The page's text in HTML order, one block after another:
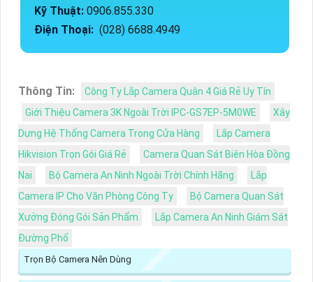
Kỹ Thuật: 0906.855.330
Điện Thoại: (028) 6688.4949
Thông Tin:
Công Ty Lắp Camera Quận 4 Giá Rẻ Uy Tín
Giới Thiệu Camera 3K Ngoài Trời IPC-GS7EP-5M0WE
Xây
Dựng Hệ Thống Camera Trong Cửa Hàng
Lắp Camera
Hikvision Trọn Gói Giá Rẻ
Camera Quan Sát Biên Hòa Đồng
Nai
Bộ Camera An Ninh Ngoài Trời Chính Hãng
Lắp
Camera IP Cho Văn Phòng Công Ty
Bộ Camera Quan Sát
Xưởng Đóng Gói Sản Phẩm
Lắp Camera An Ninh Giám Sát
Đường Phố
Trọn Bộ Camera Nên Dùng